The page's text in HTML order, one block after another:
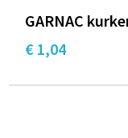
GARNAC
€ 1,04